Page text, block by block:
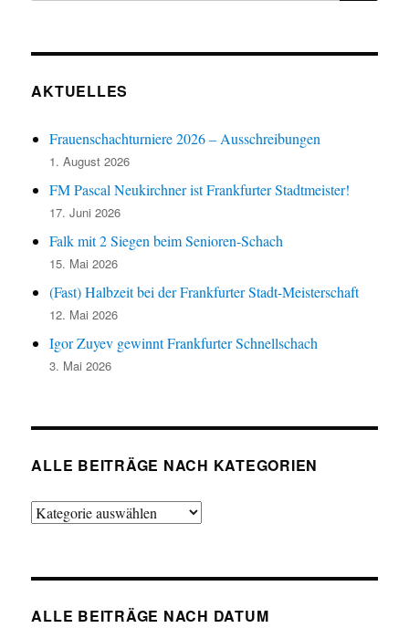
AKTUELLES
Frauenschachturniere 2026 – Ausschreibungen
1. August 2026
FM Pascal Neukirchner ist Frankfurter Stadtmeister!
17. Juni 2026
Falk mit 2 Siegen beim Senioren-Schach
15. Mai 2026
(Fast) Halbzeit bei der Frankfurter Stadt-Meisterschaft
12. Mai 2026
Igor Zuyev gewinnt Frankfurter Schnellschach
3. Mai 2026
ALLE BEITRÄGE NACH KATEGORIEN
Alle
ALLE BEITRÄGE NACH DATUM